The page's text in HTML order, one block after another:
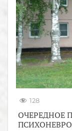
128
ОЧЕРЕДНОЕ